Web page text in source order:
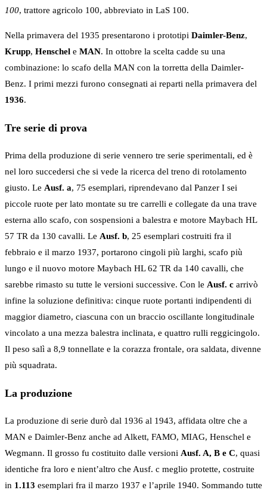
100, trattore agricolo 100, abbreviato in LaS 100.
Nella primavera del 1935 presentarono i prototipi Daimler-Benz,
Krupp, Henschel e MAN. In ottobre la scelta cadde su una
combinazione: lo scafo della MAN con la torretta della Daimler-
Benz. I primi mezzi furono consegnati ai reparti nella primavera del
1936.
Tre serie di prova
Prima della produzione di serie vennero tre serie sperimentali, ed è
nel loro succedersi che si vede la ricerca del treno di rotolamento
giusto. Le Ausf. a, 75 esemplari, riprendevano dal Panzer I sei
piccole ruote per lato montate su tre carrelli e collegate da una trave
esterna allo scafo, con sospensioni a balestra e motore Maybach HL
57 TR da 130 cavalli. Le Ausf. b, 25 esemplari costruiti fra il
febbraio e il marzo 1937, portarono cingoli più larghi, scafo più
lungo e il nuovo motore Maybach HL 62 TR da 140 cavalli, che
sarebbe rimasto su tutte le versioni successive. Con le Ausf. c arrivò
infine la soluzione definitiva: cinque ruote portanti indipendenti di
maggior diametro, ciascuna con un braccio oscillante longitudinale
vincolato a una mezza balestra inclinata, e quattro rulli reggicingolo.
Il peso salì a 8,9 tonnellate e la corazza frontale, ora saldata, divenne
più squadrata.
La produzione
La produzione di serie durò dal 1936 al 1943, affidata oltre che a
MAN e Daimler-Benz anche ad Alkett, FAMO, MIAG, Henschel e
Wegmann. Il grosso fu costituito dalle versioni Ausf. A, B e C, quasi
identiche fra loro e nient’altro che Ausf. c meglio protette, costruite
in 1.113 esemplari fra il marzo 1937 e l’aprile 1940. Sommando tutte